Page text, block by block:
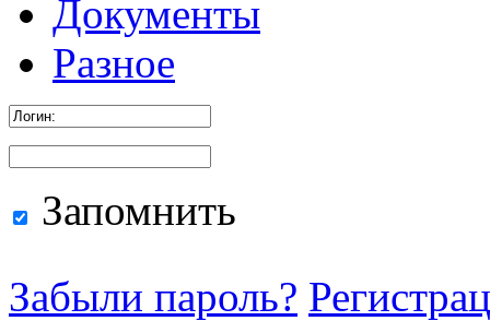
Документы
Разное
Запомнить
Забыли пароль?